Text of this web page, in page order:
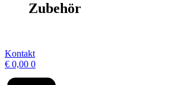
Zubehör
Kontakt
€ 0,00 0